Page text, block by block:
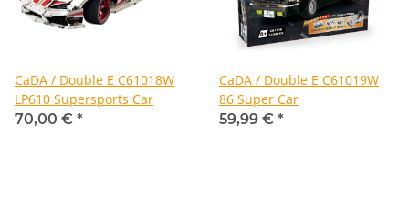
CaDA / Double E C61018W
LP610 Supersports Car
70,00 € *
CaDA / Double E C61019W
86 Super Car
59,99 € *